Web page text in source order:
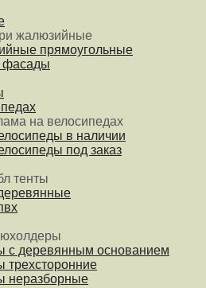
жалюзийные
прямоугольные
на велосипедах
в наличии
под заказ
тенты
с деревянным основанием
неразборные